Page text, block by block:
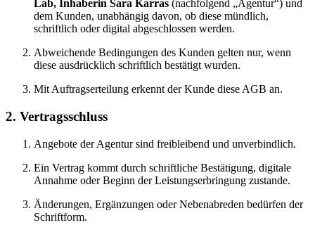
Lab, Inhaberin Sara Karras (nachfolgend „Agentur“) und
dem Kunden, unabhängig davon, ob diese mündlich,
schriftlich oder digital abgeschlossen werden.
Abweichende Bedingungen des Kunden gelten nur, wenn
diese ausdrücklich schriftlich bestätigt wurden.
Mit Auftragserteilung erkennt der Kunde diese AGB an.
2. Vertragsschluss
Angebote der Agentur sind freibleibend und unverbindlich.
Ein Vertrag kommt durch schriftliche Bestätigung, digitale
Annahme oder Beginn der Leistungserbringung zustande.
Änderungen, Ergänzungen oder Nebenabreden bedürfen der
Schriftform.